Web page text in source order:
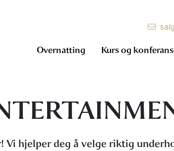
Overnatting Kurs og
Vi hjelper deg å velge riktig